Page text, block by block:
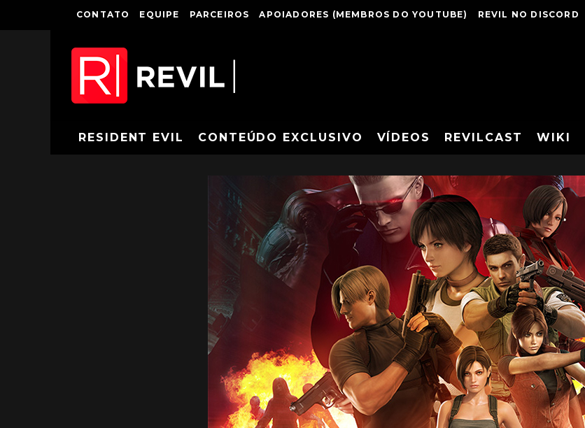
CONTATO EQUIPE PARCEIROS APOIADORES (MEMBROS DO YOUTUBE) REVIL NO DISCORD
RESIDENT EVIL CONTEÚDO EXCLUSIVO VÍDEOS REVILCAST WIKI